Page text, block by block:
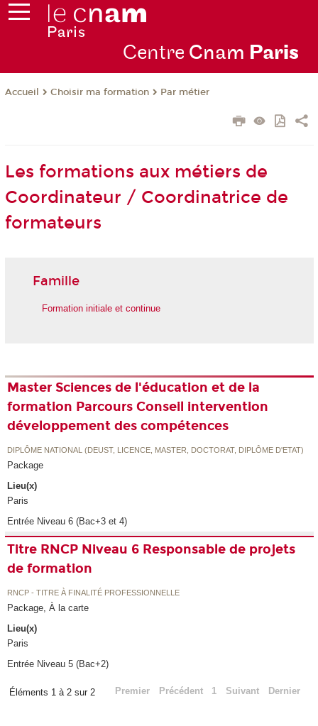
Centre Cnam Paris
Accueil Choisir ma formation Par métier
Les formations aux métiers de
Coordinateur / Coordinatrice de
formateurs
Famille
Formation initiale et continue
Master Sciences de l'éducation et de la
formation Parcours Conseil intervention
développement des compétences
DIPLÔME NATIONAL (DEUST, LICENCE, MASTER, DOCTORAT, DIPLÔME D'ETAT)
Package
Lieu(x)
Paris
Entrée Niveau 6 (Bac+3 et 4)
Titre RNCP Niveau 6 Responsable de projets
de formation
RNCP - TITRE À FINALITÉ PROFESSIONNELLE
Package, À la carte
Lieu(x)
Paris
Entrée Niveau 5 (Bac+2)
Éléments 1 à 2 sur 2 Premier Précédent 1 Suivant Dernier